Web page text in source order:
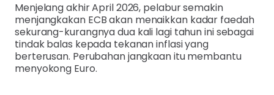
Menjelang akhir April 2026, pelabur semakin
menjangkakan ECB akan menaikkan kadar faedah
sekurang-kurangnya dua kali lagi tahun ini sebagai
tindak balas kepada tekanan inflasi yang
berterusan. Perubahan jangkaan itu membantu
menyokong Euro.